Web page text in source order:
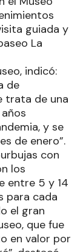
guiada y
La
indicó:
de
trata de una
y se
de enero”.
con
los
entre 5 y 14
para cada
el gran
que fue
en valor por